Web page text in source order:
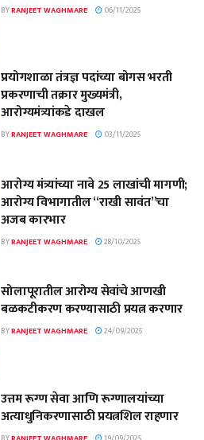
BYRANJEET WAGHMARE 06/11/2025
प्रयोगशाळा तंत्रज्ञ पदांच्या बोगस भरती
प्रकरणाची तक्रार मुख्यमंत्री,
आरोग्यमंत्र्यांकडे दाखल
BYRANJEET WAGHMARE 03/11/2025
आरोग्य मंत्र्यांच्या नावे 25 लाखांची मागणी;
आरोग्य विभागातील “राखी सावंत”चा
अजब कारभार
BYRANJEET WAGHMARE 28/10/2025
सोलापूरातील आरोग्य सेवांचे आणखी
बळकटीकरण करण्यासाठी प्रयत्न करणार
BYRANJEET WAGHMARE 24/09/2025
उत्तम रूग्ण सेवा आणि रूग्णालयांच्या
अत्याधुनिकरणासाठी प्रयत्नशिल राहणार